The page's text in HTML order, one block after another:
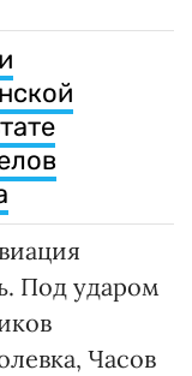
Под ударом
Часов